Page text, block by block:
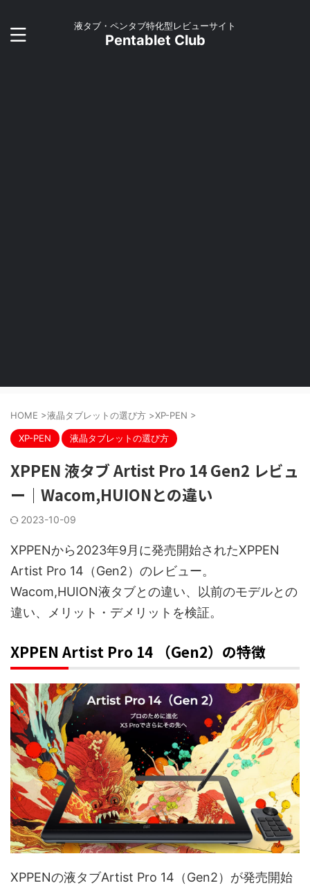
液タブ・ペンタブ特化型レビューサイト
Pentablet Club
HOME >液晶タブレットの選び方 >XP-PEN >
XP-PEN 液晶タブレットの選び方
XPPEN 液タブ Artist Pro 14 Gen2 レビュ
ー｜Wacom,HUIONとの違い
2023-10-09
XPPENから2023年9月に発売開始されたXPPEN
Artist Pro 14（Gen2）のレビュー。
Wacom,HUION液タブとの違い、以前のモデルとの
違い、メリット・デメリットを検証。
XPPEN Artist Pro 14 （Gen2）の特徴
XPPENの液タブArtist Pro 14（Gen2）が発売開始